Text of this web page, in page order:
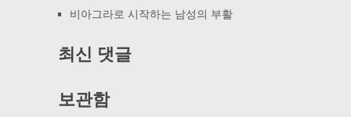
비아그라로 시작하는 남성의 부활
최신 댓글
보관함